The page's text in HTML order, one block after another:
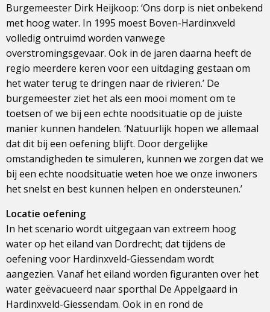
Burgemeester Dirk Heijkoop: ‘Ons dorp is niet onbekend
met hoog water. In 1995 moest Boven-Hardinxveld
volledig ontruimd worden vanwege
overstromingsgevaar. Ook in de jaren daarna heeft de
regio meerdere keren voor een uitdaging gestaan om
het water terug te dringen naar de rivieren.’ De
burgemeester ziet het als een mooi moment om te
toetsen of we bij een echte noodsituatie op de juiste
manier kunnen handelen. ‘Natuurlijk hopen we allemaal
dat dit bij een oefening blijft. Door dergelijke
omstandigheden te simuleren, kunnen we zorgen dat we
bij een echte noodsituatie weten hoe we onze inwoners
het snelst en best kunnen helpen en ondersteunen.’
Locatie oefening
In het scenario wordt uitgegaan van extreem hoog
water op het eiland van Dordrecht; dat tijdens de
oefening voor Hardinxveld-Giessendam wordt
aangezien. Vanaf het eiland worden figuranten over het
water geëvacueerd naar sporthal De Appelgaard in
Hardinxveld-Giessendam. Ook in en rond de